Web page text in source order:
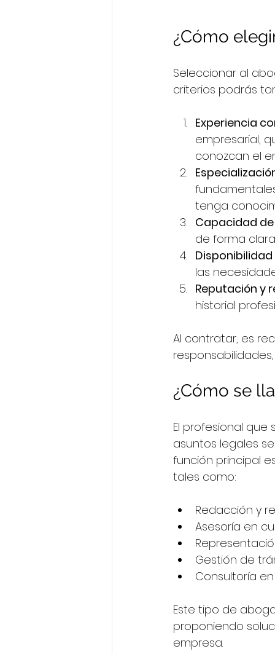
¿Cómo
Seleccionar al
criterios podrás
Experiencia
empresarial,
conozcan el
tenga
Capacidad
de forma
las
Reputación y
historial
Al contratar, es
¿Cómo se
El profesional
asuntos legales
función principal
tales como:
Redacción y
Asesoría en
Gestión de
Consultoría
Este tipo de
proponiendo
empresa.